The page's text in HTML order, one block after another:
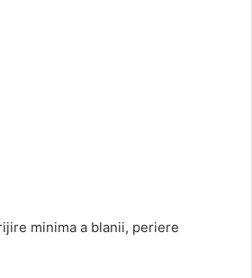
minima a blanii, periere